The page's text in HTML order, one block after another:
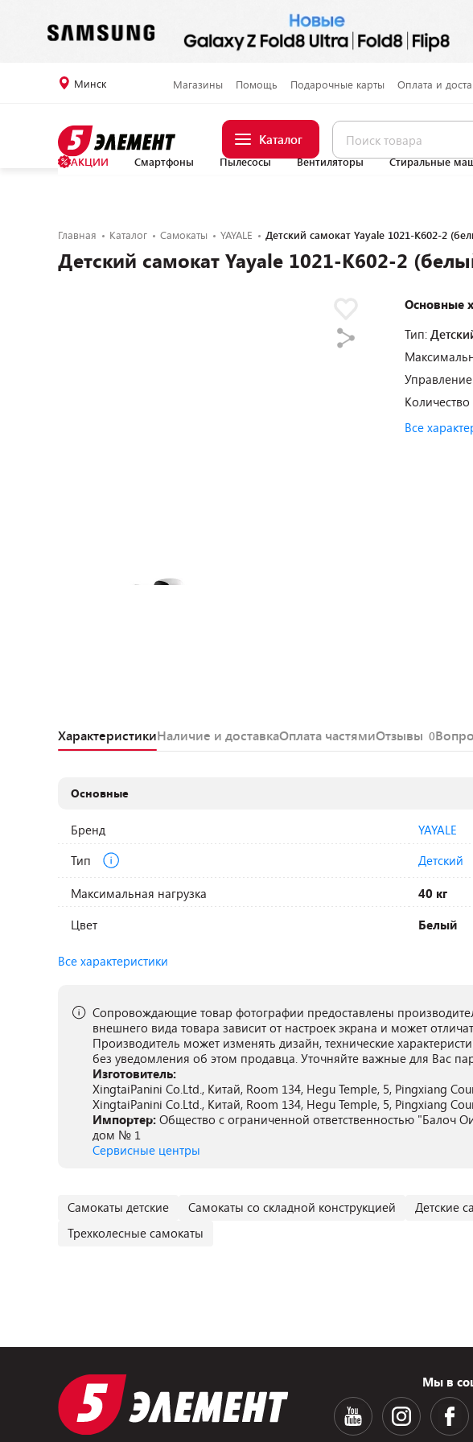
Минск Магазины Помощь Подарочные карты Оплата и
Каталог
АКЦИИ Смартфоны Пылесосы Вентиляторы Стиральные
Главная Каталог Самокаты YAYALE Детский самокат Yayale 1021-K602-2
Детский самокат Yayale 1021-K602-2
Основные
Тип:
Количество
Все
ХарактеристикиНаличие и доставкаОплата частямиОтзывы 0
Основные
Бренд
YAYALE
Тип
Детский
Максимальная нагрузка
40 кг
Цвет
Белый
Все характеристики
Сопровождающие товар фотографии предоставлены
внешнего вида товара зависит от настроек экрана и может
Производитель может изменять дизайн, технические
без уведомления об этом продавца. Уточняйте важные для Вас
Изготовитель:
XingtaiPanini Co.Ltd., Китай, Room 134, Hegu Temple, 5, Pingxiang
XingtaiPanini Co.Ltd., Китай, Room 134, Hegu Temple, 5, Pingxiang
Импортер: Общество с ограниченной ответственностью "Балоч
дом № 1
Сервисные центры
Самокаты детские Самокаты со складной конструкцией Детские
Трехколесные самокаты
Мы в